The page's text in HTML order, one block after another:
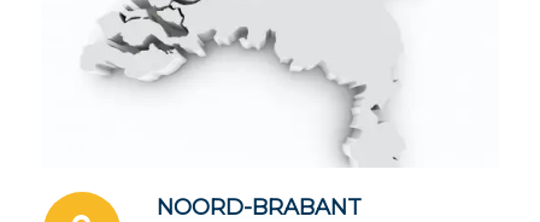
NOORD-BRABANT